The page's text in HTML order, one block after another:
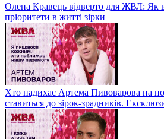
Олена Кравець відверто для ЖВЛ: Як
пріоритети в житті зірки
Хто надихає Артема Пивоварова на
ставиться до зірок-зрадників.